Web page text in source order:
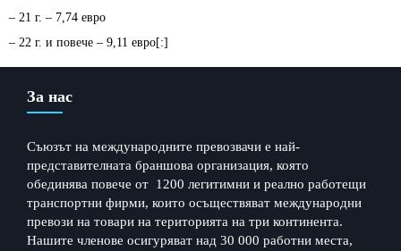
– 21 г. – 7,74 евро
– 22 г. и повече – 9,11 евро[:]
За нас
Съюзът на международните превозвачи е най-
представителната браншова организация, която
обединява повече от 1200 легитимни и реално работещи
транспортни фирми, които осъществяват международни
превози на товари на територията на три континента.
Нашите членове осигуряват над 30 000 работни места,